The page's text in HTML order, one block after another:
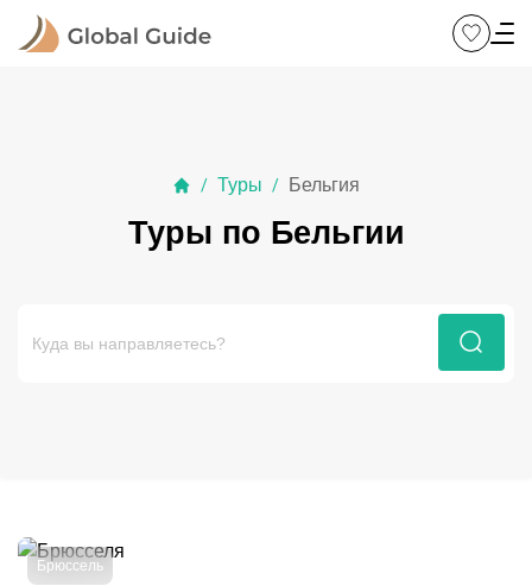
/ Туры / Бельгия
Туры по Бельгии
Брюссель